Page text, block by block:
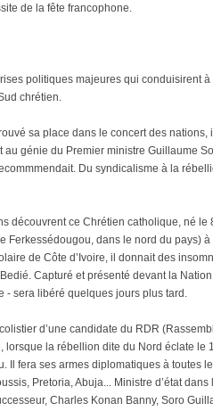
de la fête francophone.
politiques majeures qui conduisirent à
chrétien.
sa place dans le concert des nations,
génie du Premier ministre Guillaume
Du syndicalisme à la
découvrent ce Chrétien catholique, né le
Ferkessédougou, dans le nord du pays) à
de Côte d’Ivoire, il donnait des
Capturé et présenté devant la
- sera libéré quelques jours plus tard.
d’une candidate du RDR
lorsque la rébellion dite du Nord éclate le
Il fera ses armes diplomatiques à toutes
Pretoria, Abuja... Ministre d’état dans
Charles Konan Banny, Soro